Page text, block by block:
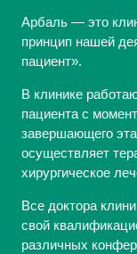
Арбаль — это
принцип нашей
пациент».
В клинике
пациента с
завершающего
осуществляет
хирургическое
Все доктора
свой
различных